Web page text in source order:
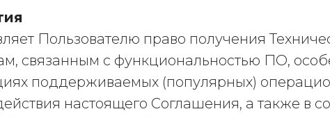
Пользователю право получения
связанным с функциональностью ПО,
поддерживаемых (популярных)
настоящего Соглашения, а также в